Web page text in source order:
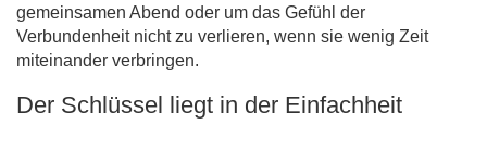
gemeinsamen Abend oder um das Gefühl der
Verbundenheit nicht zu verlieren, wenn sie wenig Zeit
miteinander verbringen.
Der Schlüssel liegt in der Einfachheit